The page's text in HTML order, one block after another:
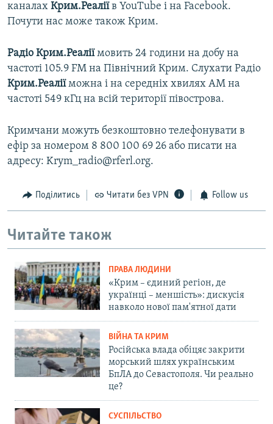
каналах Крим.Реаліїв YouTube і на Facebook.
Почути нас може також Крим.
Радіо Крим.Реаліїмовить 24 години на добу на
частоті 105.9 FM на Північний Крим. Слухати Радіо
Крим.Реаліїможна і на середніх хвилях АМ на
частоті 549 кГц на всій території півострова.
Кримчани можуть безкоштовно телефонувати в
ефір за номером 8 800 100 69 26 або писати на
адресу: Krym_radio@rferl.org.
Поділитись Читати без VPN Follow us
Читайте також
ПРАВА ЛЮДИНИ
«Крим – єдиний регіон, де
українці – меншість»: дискусія
навколо нової пам'ятної дати
ВІЙНА ТА КРИМ
Російська влада обіцяє закрити
морський шлях українським
БпЛА до Севастополя. Чи реально
це?
СУСПІЛЬСТВО